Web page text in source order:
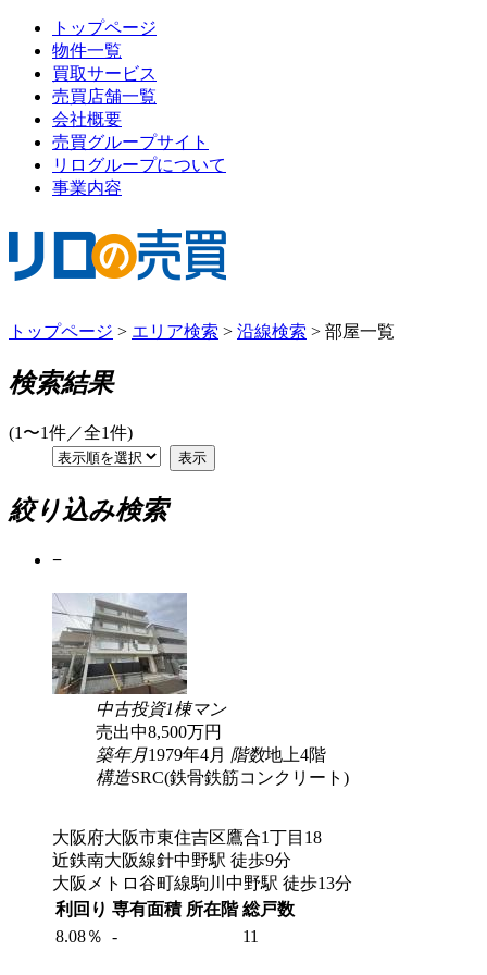
トップページ
物件一覧
買取サービス
売買店舗一覧
会社概要
売買グループサイト
リログループについて
事業内容
トップページ > エリア検索 > 沿線検索 > 部屋一覧
検索結果
(1〜1件／全1件)
絞り込み検索
−
中古投資1棟マン
売出中8,500万円
築年月1979年4月 階数地上4階
構造SRC(鉄骨鉄筋コンクリート)
大阪府大阪市東住吉区鷹合1丁目18
近鉄南大阪線針中野駅 徒歩9分
大阪メトロ谷町線駒川中野駅 徒歩13分
利回り 専有面積 所在階 総戸数
8.08％ - 11